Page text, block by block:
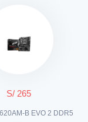
S/ 265
B EVO 2 DDR5